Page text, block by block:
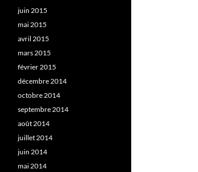
juin 2015
mai 2015
avril 2015
mars 2015
février 2015
décembre 2014
octobre 2014
septembre 2014
août 2014
juillet 2014
juin 2014
mai 2014